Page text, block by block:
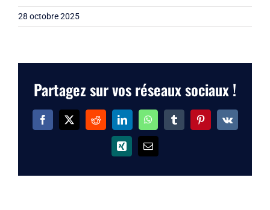
28 octobre 2025
Partagez sur vos réseaux sociaux !
Facebook
X RedditLinkedInWhatsAppTumblrPinterest
Vk
Xing Email